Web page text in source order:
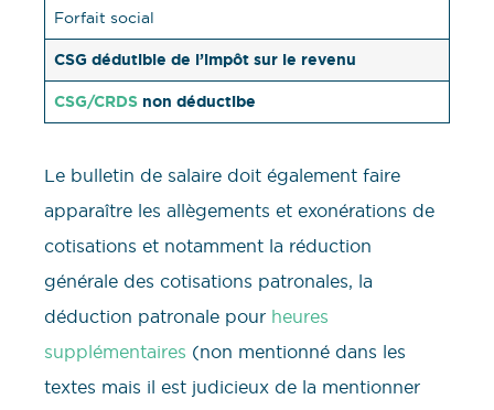
Forfait social
CSG dédutible de l’impôt sur le revenu
CSG/CRDS non déductibe
Le bulletin de salaire doit également faire
apparaître les allègements et exonérations de
cotisations et notamment la réduction
générale des cotisations patronales, la
déduction patronale pour heures
supplémentaires (non mentionné dans les
textes mais il est judicieux de la mentionner